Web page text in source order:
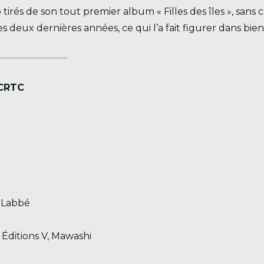
tirés de son tout premier album « Filles des îles »,
deux dernières années, ce qui l’a fait figurer dans
V, Mawashi